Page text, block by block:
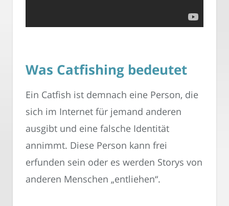
Was Catfishing bedeutet
Ein Catfish ist demnach eine Person, die
sich im Internet für jemand anderen
ausgibt und eine falsche Identität
annimmt. Diese Person kann frei
erfunden sein oder es werden Storys von
anderen Menschen „entliehen“.